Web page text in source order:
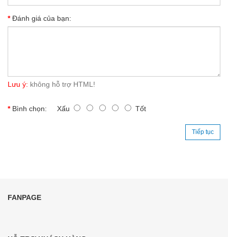
Đánh giá của bạn:
Lưu ý: không hỗ trợ HTML!
Bình chọn: Xấu Tốt
Tiếp tục
FANPAGE